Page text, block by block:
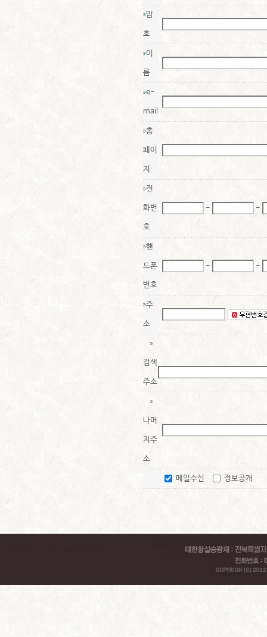
암
호
이
름
e-
mail
홈
페이
지
전
화번
호
- -
핸
드폰
번호
- -
주
소
검색
주소
나머
지주
소
메일수신 정보공개